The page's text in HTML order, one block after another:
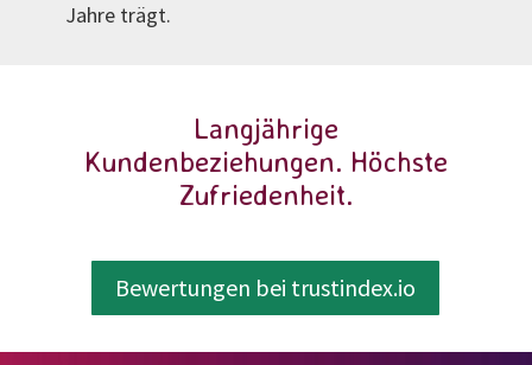
Jahre trägt.
Langjährige
Kundenbeziehungen. Höchste
Zufriedenheit.
Bewertungen bei trustindex.io